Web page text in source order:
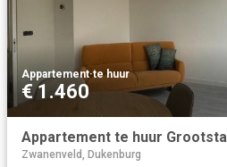
Appartement·te huur
€ 1.460
Zwanenveld, Dukenburg